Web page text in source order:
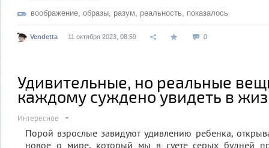
воображение образы разум реальность показалось
Vendetta 11 октября 2023, 08:59 0
Удивительные, но реальные
каждому суждено увидеть в
Интересное
Порой взрослые завидуют удивлению ребенка,
новое о мире, который мы в суете серых будней